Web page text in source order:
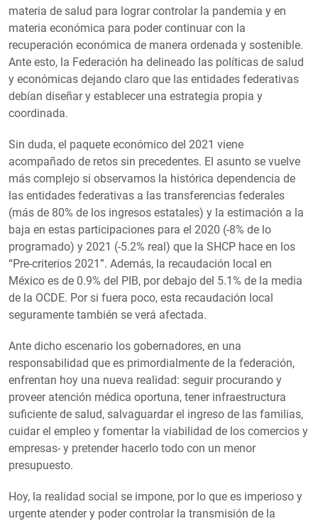
materia de salud para lograr controlar la pandemia y en
materia económica para poder continuar con la
recuperación económica de manera ordenada y sostenible.
Ante esto, la Federación ha delineado las políticas de salud
y económicas dejando claro que las entidades federativas
debían diseñar y establecer una estrategia propia y
coordinada.
Sin duda, el paquete económico del 2021 viene
acompañado de retos sin precedentes. El asunto se vuelve
más complejo si observamos la histórica dependencia de
las entidades federativas a las transferencias federales
(más de 80% de los ingresos estatales) y la estimación a la
baja en estas participaciones para el 2020 (-8% de lo
programado) y 2021 (-5.2% real) que la SHCP hace en los
“Pre-criterios 2021”. Además, la recaudación local en
México es de 0.9% del PIB, por debajo del 5.1% de la media
de la OCDE. Por si fuera poco, esta recaudación local
seguramente también se verá afectada.
Ante dicho escenario los gobernadores, en una
responsabilidad que es primordialmente de la federación,
enfrentan hoy una nueva realidad: seguir procurando y
proveer atención médica oportuna, tener infraestructura
suficiente de salud, salvaguardar el ingreso de las familias,
cuidar el empleo y fomentar la viabilidad de los comercios y
empresas- y pretender hacerlo todo con un menor
presupuesto.
Hoy, la realidad social se impone, por lo que es imperioso y
urgente atender y poder controlar la transmisión de la